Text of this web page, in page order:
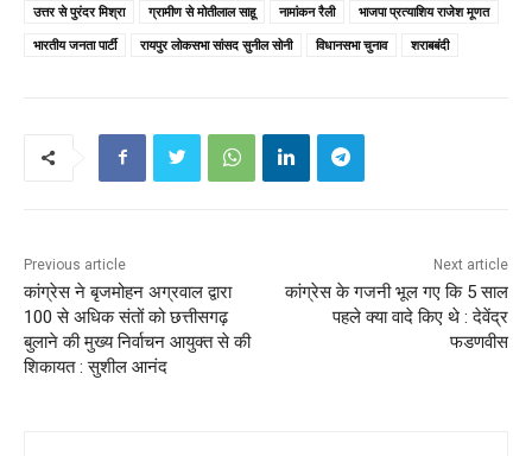
उत्तर से पुरंदर मिश्रा
ग्रामीण से मोतीलाल साहू नामांकन रैली
भाजपा प्रत्याशिय राजेश मूणत
भारतीय जनता पार्टी
रायपुर लोकसभा सांसद सुनील सोनी विधानसभा चुनाव शराबबंदी
Previous article
कांग्रेस ने बृजमोहन अग्रवाल द्वारा
100 से अधिक संतों को छत्तीसगढ़
बुलाने की मुख्य निर्वाचन आयुक्त से की
शिकायत : सुशील आनंद
Next article
कांग्रेस के गजनी भूल गए कि 5 साल
पहले क्या वादे किए थे : देवेंद्र
फडणवीस